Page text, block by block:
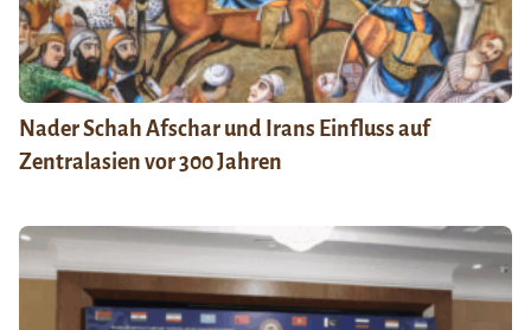
Nader Schah Afschar und Irans Einfluss auf
Zentralasien vor 300 Jahren